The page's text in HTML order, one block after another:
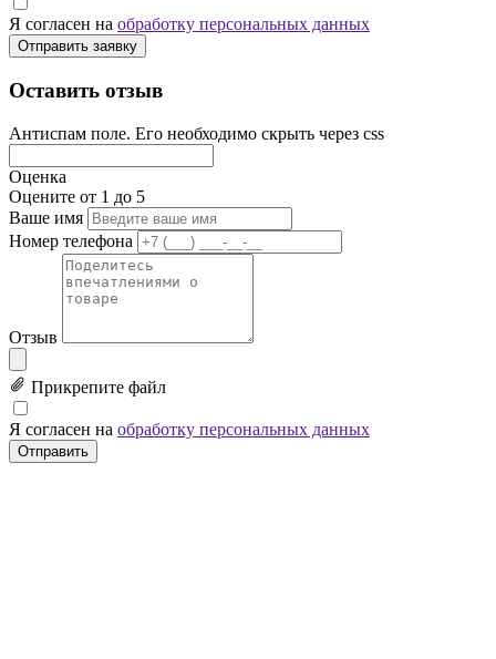
Я согласен на обработку персональных данных
Отправить заявку
Оставить отзыв
Антиспам поле. Его необходимо скрыть через css
Оценка
Оцените от 1 до 5
Ваше имя
Номер телефона
Отзыв
Прикрепите файл
Я согласен на обработку персональных данных